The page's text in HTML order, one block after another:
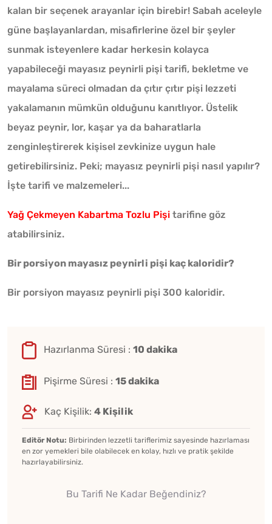
kalan bir seçenek arayanlar için birebir! Sabah aceleyle
güne başlayanlardan, misafirlerine özel bir şeyler
sunmak isteyenlere kadar herkesin kolayca
yapabileceği mayasız peynirli pişi tarifi, bekletme ve
mayalama süreci olmadan da çıtır çıtır pişi lezzeti
yakalamanın mümkün olduğunu kanıtlıyor. Üstelik
beyaz peynir, lor, kaşar ya da baharatlarla
zenginleştirerek kişisel zevkinize uygun hale
getirebilirsiniz. Peki; mayasız peynirli pişi nasıl yapılır?
İşte tarifi ve malzemeleri...
Yağ Çekmeyen Kabartma Tozlu Pişi tarifine göz
atabilirsiniz.
Bir porsiyon mayasız peynirli pişi kaç kaloridir?
Bir porsiyon mayasız peynirli pişi 300 kaloridir.
Hazırlanma Süresi : 10 dakika
Pişirme Süresi : 15 dakika
Kaç Kişilik: 4 Kişilik
Editör Notu: Birbirinden lezzetli tariflerimiz sayesinde hazırlaması
en zor yemekleri bile olabilecek en kolay, hızlı ve pratik şekilde
hazırlayabilirsiniz.
Bu Tarifi Ne Kadar Beğendiniz?